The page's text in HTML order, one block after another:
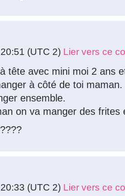
(UTC 2) Lier vers ce
tête avec mini moi 2 ans
à côté de toi maman.
ensemble.
on va manger des frites
(UTC 2) Lier vers ce